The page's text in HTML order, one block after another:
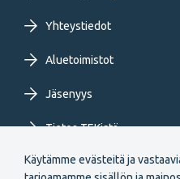
Käytämme evästeitä ja
Yhteystiedot
Aluetoimistot
Jäsenyys
Tietoa TEKistä
Extranet